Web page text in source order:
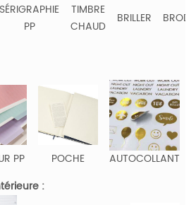
SÉRIGRAPHIE
PP
TIMBRE
CHAUD
BRILLER
PP POCHE
AUTOCOLLANT
: